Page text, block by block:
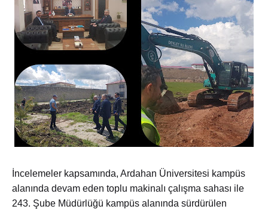
İncelemeler kapsamında, Ardahan Üniversitesi kampüs
alanında devam eden toplu makinalı çalışma sahası ile
243. Şube Müdürlüğü kampüs alanında sürdürülen